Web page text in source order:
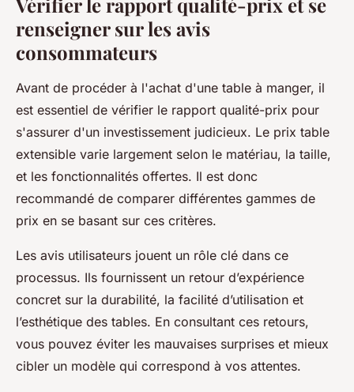
renseigner sur les avis
consommateurs
Avant de procéder à l'achat d'une table à manger, il
est essentiel de vérifier le rapport qualité-prix pour
s'assurer d'un investissement judicieux. Le prix table
extensible varie largement selon le matériau, la taille,
et les fonctionnalités offertes. Il est donc
recommandé de comparer différentes gammes de
prix en se basant sur ces critères.
Les avis utilisateurs jouent un rôle clé dans ce
processus. Ils fournissent un retour d’expérience
concret sur la durabilité, la facilité d’utilisation et
l’esthétique des tables. En consultant ces retours,
vous pouvez éviter les mauvaises surprises et mieux
cibler un modèle qui correspond à vos attentes.